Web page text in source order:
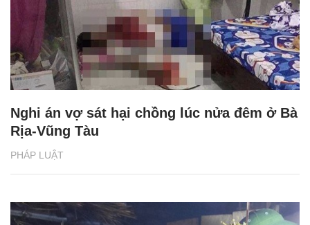
PHÁP LUẬT
Nghi án vợ sát hại chồng lúc nửa đêm ở Bà
Rịa-Vũng Tàu